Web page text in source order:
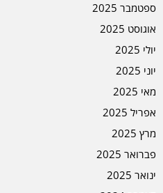
ספטמבר 2025
אוגוסט 2025
יולי 2025
יוני 2025
מאי 2025
אפריל 2025
מרץ 2025
פברואר 2025
ינואר 2025